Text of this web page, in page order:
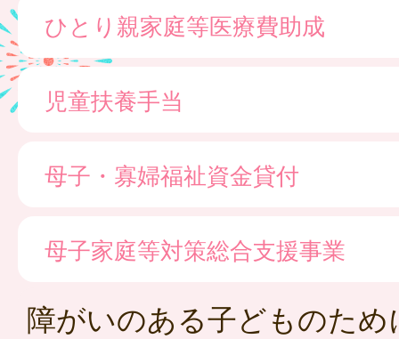
ひとり親家庭等医療費助成
児童扶養手当
母子・寡婦福祉資金貸付
母子家庭等対策総合支援事業
障がいのある子どものため